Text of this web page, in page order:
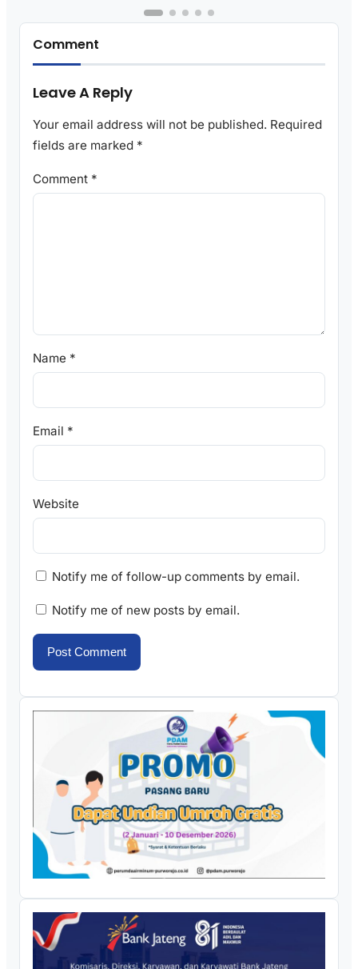
Comment
Leave A Reply
Your email address will not be published. Required
fields are marked *
Comment *
Name *
Email *
Website
Notify me of follow-up comments by email.
Notify me of new posts by email.